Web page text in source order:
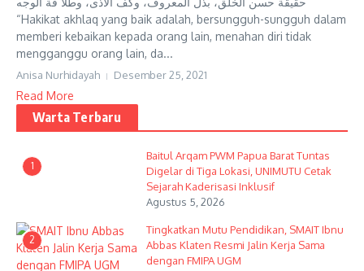
“Hakikat akhlaq yang baik adalah, bersungguh-sungguh dalam
memberi kebaikan kepada orang lain, menahan diri tidak
mengganggu orang lain, da...
Anisa Nurhidayah Desember 25, 2021
Read More
Warta Terbaru
1
Baitul Arqam PWM Papua Barat Tuntas
Digelar di Tiga Lokasi, UNIMUTU Cetak
Sejarah Kaderisasi Inklusif
Agustus 5, 2026
2
Tingkatkan Mutu Pendidikan, SMAIT Ibnu
Abbas Klaten Resmi Jalin Kerja Sama
dengan FMIPA UGM